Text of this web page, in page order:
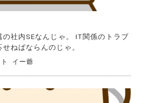
社内SEなんじゃ。 IT関係のトラブ
ねばならんのじゃ。
イー爺